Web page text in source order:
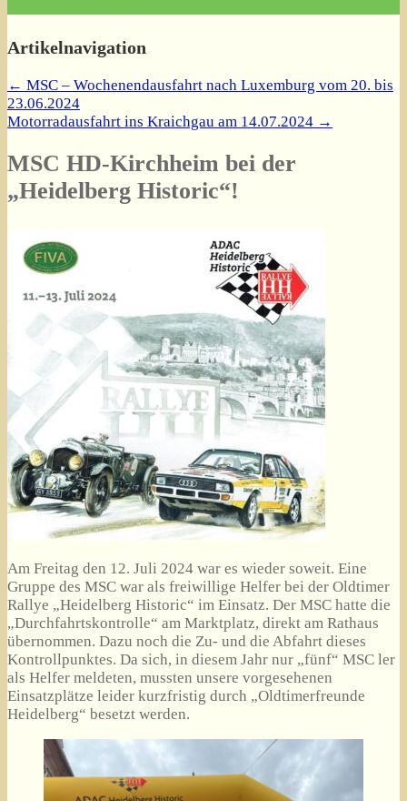
Artikelnavigation
← MSC – Wochenendausfahrt nach Luxemburg vom 20. bis
23.06.2024
Motorradausfahrt ins Kraichgau am 14.07.2024 →
MSC HD-Kirchheim bei der
„Heidelberg Historic“!
Am Freitag den 12. Juli 2024 war es wieder soweit. Eine
Gruppe des MSC war als freiwillige Helfer bei der Oldtimer
Rallye „Heidelberg Historic“ im Einsatz. Der MSC hatte die
„Durchfahrtskontrolle“ am Marktplatz, direkt am Rathaus
übernommen. Dazu noch die Zu- und die Abfahrt dieses
Kontrollpunktes. Da sich, in diesem Jahr nur „fünf“ MSC ler
als Helfer meldeten, mussten unsere vorgesehenen
Einsatzplätze leider kurzfristig durch „Oldtimerfreunde
Heidelberg“ besetzt werden.